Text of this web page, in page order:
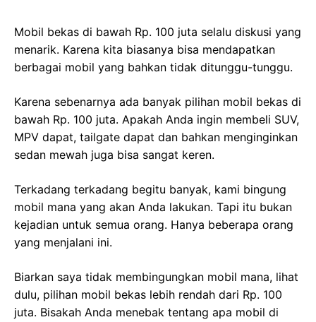
Mobil bekas di bawah Rp. 100 juta selalu diskusi yang
menarik. Karena kita biasanya bisa mendapatkan
berbagai mobil yang bahkan tidak ditunggu-tunggu.
Karena sebenarnya ada banyak pilihan mobil bekas di
bawah Rp. 100 juta. Apakah Anda ingin membeli SUV,
MPV dapat, tailgate dapat dan bahkan menginginkan
sedan mewah juga bisa sangat keren.
Terkadang terkadang begitu banyak, kami bingung
mobil mana yang akan Anda lakukan. Tapi itu bukan
kejadian untuk semua orang. Hanya beberapa orang
yang menjalani ini.
Biarkan saya tidak membingungkan mobil mana, lihat
dulu, pilihan mobil bekas lebih rendah dari Rp. 100
juta. Bisakah Anda menebak tentang apa mobil di